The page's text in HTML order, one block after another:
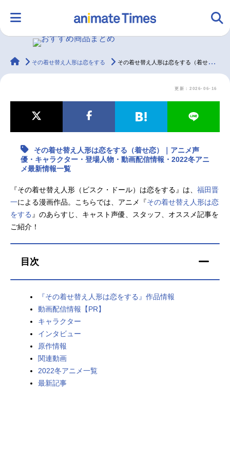
HOME ランキング アニメ 声優
最新記事一覧
アニメ記事一覧
春アニメ 夏アニメ
秋アニメ
男性声優/女性声優一覧
animateTimes
その着せ替え人形は恋をする その着せ替え人形は恋をする（着せ恋）｜アニメ声優・キャラクター・登場人物・動画配信情報・2022冬アニメ最新情報一覧
更新：2026-06-16
その着せ替え人形は恋をする（着せ恋）｜アニメ声
優・キャラクター・登場人物・動画配信情報・2022冬アニ
メ最新情報一覧
『その着せ替え人形（ビスク・ドール）は恋をする』は、 福田晋
一による漫画作品。こちらでは、アニメ『その着せ替え人形は恋
をする 』のあらすじ、キャスト声優、スタッフ、オススメ記事を
ご紹介！
目次
『その着せ替え人形は恋をする』作品情報
動画配信情報【PR】
キャラクター
インタビュー
原作情報
関連動画
2022冬アニメ一覧
最新記事